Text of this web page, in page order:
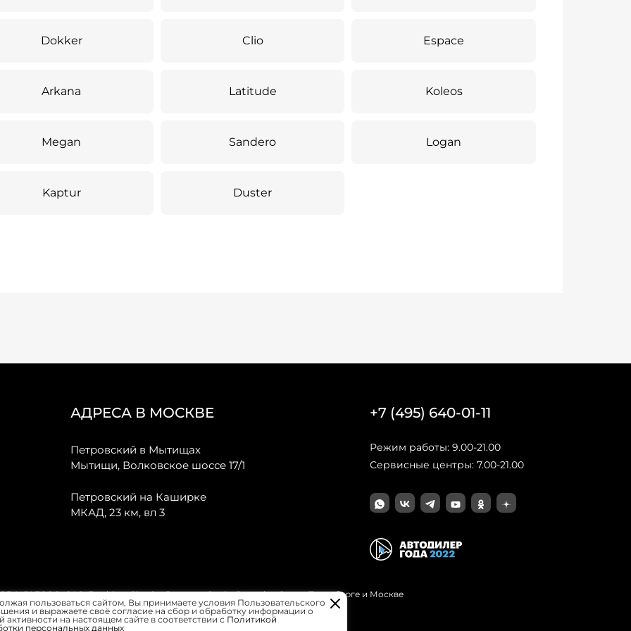
Dokker Clio Espace
Arkana Latitude Koleos
Megan Sandero Logan
Kaptur Duster
АДРЕСА В МОСКВЕ
Петровский в Мытищах
Мытищи, Волковское шоссе 17/1
Петровский на Каширке
МКАД, 23 км, вл 3
+7 (495) 640-01-11
Режим работы: 9.00-21.00
Сервисные центры: 7.00-21.00
JAECOO, GAC, Forthing, Citroёn, Peugeot, Opel и Renault в Санкт-Петербурге и Москве
пользоваться сайтом, Вы принимаете условия Пользовательского
и выражаете своё согласие на сбор и обработку информации о
активности на настоящем сайте в соответствии с Политикой
персональных данных